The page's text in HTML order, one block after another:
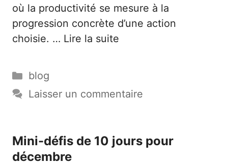
où la productivité se mesure à la
progression concrète d’une action
choisie. … Lire la suite
Catégories
blog
Laisser un commentaire
Mini-défis de 10 jours pour
décembre